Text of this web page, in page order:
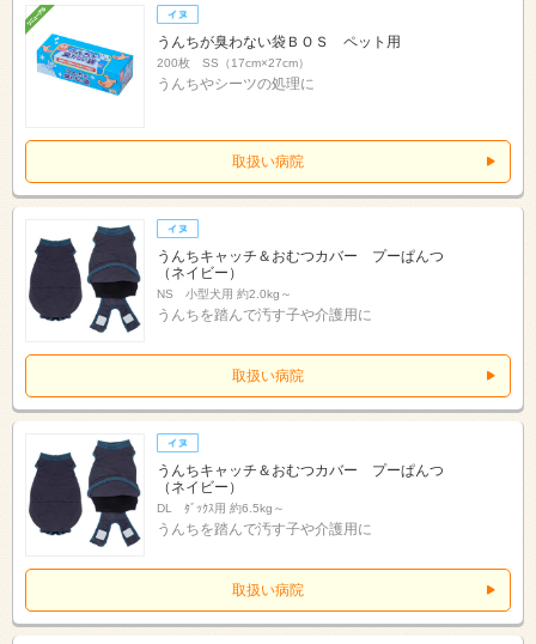
うんちが臭わない袋ＢＯＳ ペット用
200枚 SS（17cm×27cm）
うんちやシーツの処理に
取扱い病院
うんちキャッチ＆おむつカバー プーぱんつ
（ネイビー）
NS 小型犬用 約2.0kg～
うんちを踏んで汚す子や介護用に
取扱い病院
うんちキャッチ＆おむつカバー プーぱんつ
（ネイビー）
DL ﾀﾞｯｸｽ用 約6.5kg～
うんちを踏んで汚す子や介護用に
取扱い病院